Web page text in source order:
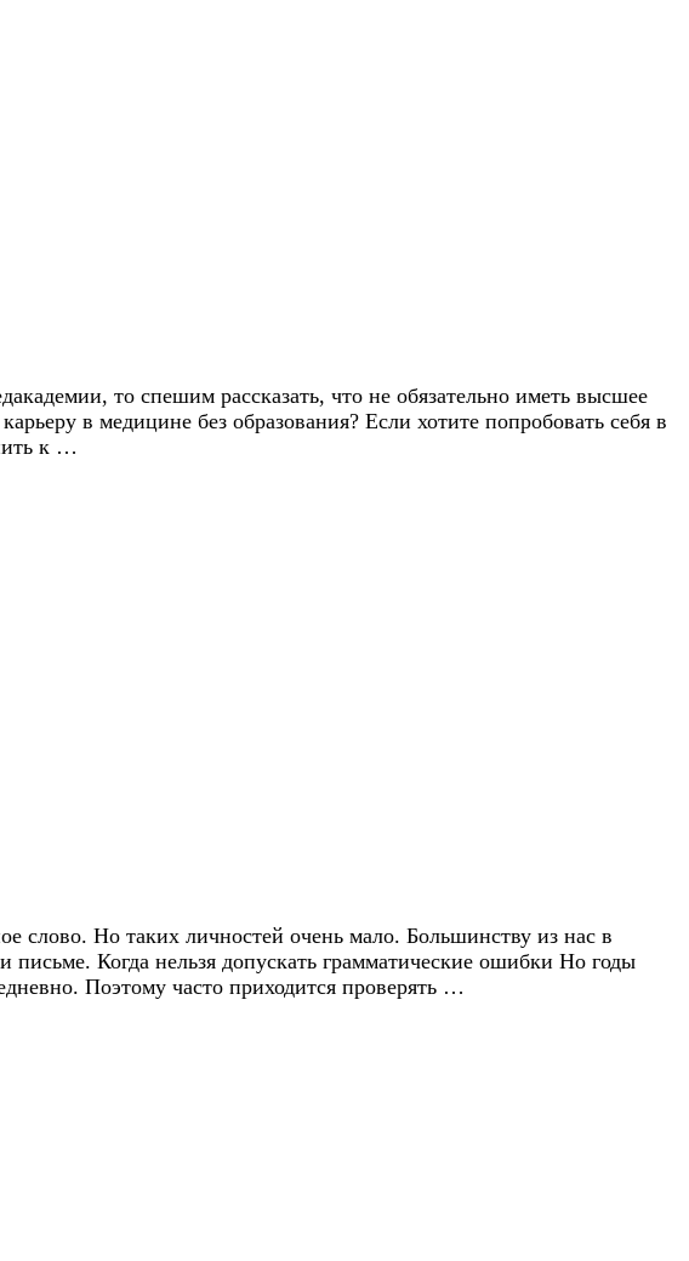
то спешим рассказать, что не обязательно иметь высшее
в медицине без образования? Если хотите попробовать себя в
к …
слово. Но таких личностей очень мало. Большинству из нас в
Когда нельзя допускать грамматические ошибки Но годы
Поэтому часто приходится проверять …